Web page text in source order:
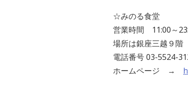
☆みのる食堂
営業時間 11:00～
場所は銀座三越９
電話番号 03-5524-
ホームページ →